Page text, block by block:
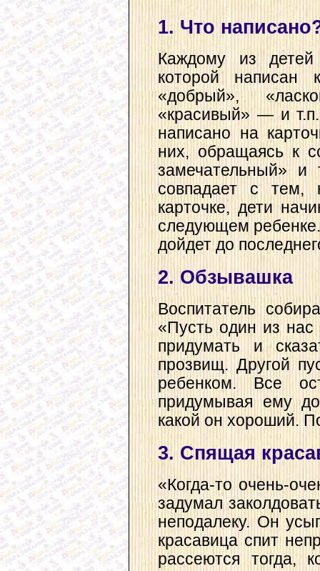
1. Что
Каждому из детей
которой написан
«добрый»,
«красивый» — и
написано на
них, обращаясь к
замечательный» и
совпадает с тем,
карточке, дети
следующем
дойдет до
2. Обзывашка
Воспитатель
«Пусть один из
придумать и
прозвищ. Другой
ребенком. Все
придумывая ему
какой он хороший.
3. Спящая
«Когда-то очень-
задумал
неподалеку. Он
красавица спит
рассеются тогда,